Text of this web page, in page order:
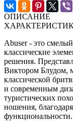
ОПИСАНИЕ
Abuser - это
классические
решения.
Виктором Блудом,
классической
и современным
туристических
ношения,
функциональности.